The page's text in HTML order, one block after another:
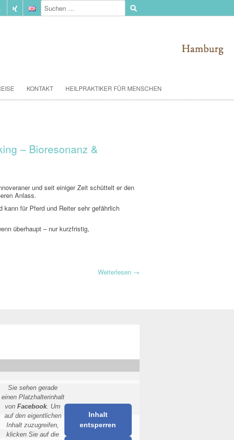
KONTAKT HEILPRAKTIKER FÜR MENSCHEN
– Bioresonanz &
und seit einiger Zeit schüttelt er den
Anlass.
kann für Pferd und Reiter sehr gefährlich
überhaupt – nur kurzfristig,
Weiterlesen →
Sie sehen gerade
einen Platzhalterinhalt
vonFacebook. Um
auf den eigentlichen
Inhalt zuzugreifen,
klicken Sie auf die
Inhalt
entsperren